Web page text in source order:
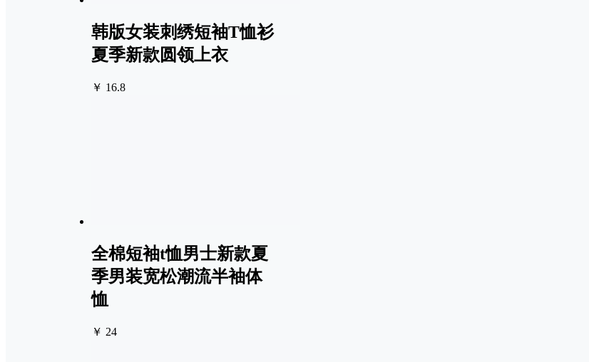
韩版女装刺绣短袖T恤衫
夏季新款圆领上衣
￥ 16.8
全棉短袖t恤男士新款夏
季男装宽松潮流半袖体
恤
￥ 24